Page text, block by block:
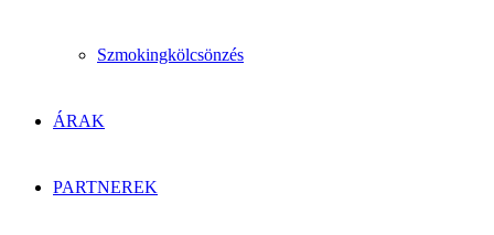
Szmokingkölcsönzés
ÁRAK
PARTNEREK